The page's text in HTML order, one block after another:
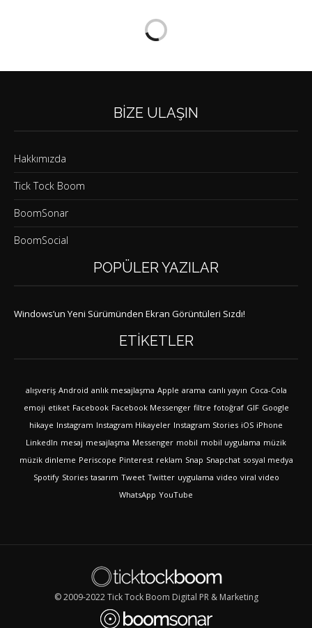
BIZE ULAŞIN
Hakkımızda
Tick Tock Boom
BoomSonar
BoomSocial
POPÜLER YAZILAR
Windows’un Yeni Sürümünden Ekran Görüntüleri Sızdı!
ETIKETLER
alışveriş Android anlık mesajlaşma Apple arama canlı yayın Coca-Cola
emoji etiket Facebook Facebook Messenger filtre fotoğraf GIF Google
hikaye Instagram Instagram Hikayeler Instagram Stories iOS iPhone
LinkedIn mesaj mesajlaşma Messenger mobil mobil uygulama müzik
müzik dinleme Periscope Pinterest reklam Snap Snapchat sosyal medya
Spotify Stories tasarım Tweet Twitter uygulama video viral video
WhatsApp YouTube
© 2009-2022 Tick Tock Boom Digital PR & Marketing